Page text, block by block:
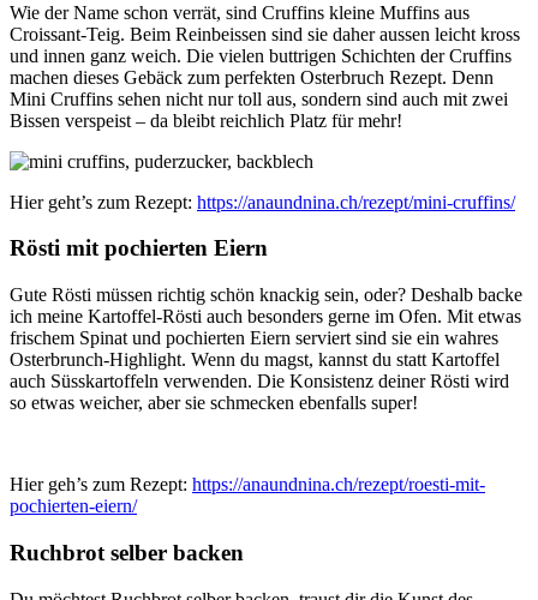
Wie der Name schon verrät, sind Cruffins kleine Muffins aus
Croissant-Teig. Beim Reinbeissen sind sie daher aussen leicht kross
und innen ganz weich. Die vielen buttrigen Schichten der Cruffins
machen dieses Gebäck zum perfekten Osterbruch Rezept. Denn
Mini Cruffins sehen nicht nur toll aus, sondern sind auch mit zwei
Bissen verspeist – da bleibt reichlich Platz für mehr!
Hier geht’s zum Rezept: https://anaundnina.ch/rezept/mini-cruffins/
Rösti mit pochierten Eiern
Gute Rösti müssen richtig schön knackig sein, oder? Deshalb backe
ich meine Kartoffel-Rösti auch besonders gerne im Ofen. Mit etwas
frischem Spinat und pochierten Eiern serviert sind sie ein wahres
Osterbrunch-Highlight. Wenn du magst, kannst du statt Kartoffel
auch Süsskartoffeln verwenden. Die Konsistenz deiner Rösti wird
so etwas weicher, aber sie schmecken ebenfalls super!
Hier geh’s zum Rezept: https://anaundnina.ch/rezept/roesti-mit-
pochierten-eiern/
Ruchbrot selber backen